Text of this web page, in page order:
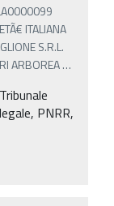
ITALIANA
S.R.L.
ARBOREA…
PNRR,